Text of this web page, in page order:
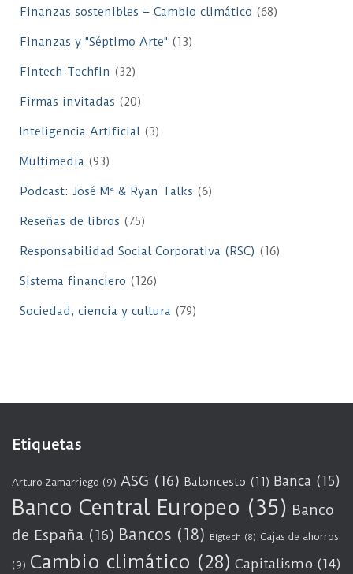
Finanzas sostenibles – Cambio climático (68)
Finanzas y "Séptimo Arte" (13)
Fintech-Techfin (32)
Firmas invitadas (20)
Inteligencia Artificial(3)
Multimedia (93)
Podcast: José Mª & Ryan Talks (6)
Reseñas de libros (75)
Responsabilidad Social Corporativa (RSC) (16)
Sistema financiero (126)
Sociedad, ciencia y cultura (79)
Etiquetas
Arturo Zamarriego (9) ASG (16) Baloncesto (11) Banca (15)
Banco Central Europeo (35) Banco
de España (16) Bancos (18) Bigtech (8) Cajas de ahorros
(9) Cambio climático (28) Capitalismo (14)